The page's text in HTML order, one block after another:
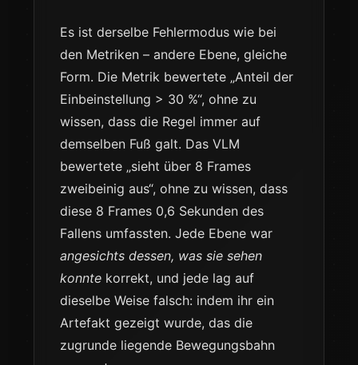
Es ist derselbe Fehlermodus wie bei
den Metriken – andere Ebene, gleiche
Form. Die Metrik bewertete „Anteil der
Einbeinstellung > 30 %“, ohne zu
wissen, dass die Regel immer auf
demselben Fuß galt. Das VLM
bewertete „sieht über 8 Frames
zweibeinig aus“, ohne zu wissen, dass
diese 8 Frames 0,6 Sekunden des
Fallens umfassten. Jede Ebene war
angesichts dessen, was sie sehen
konnte korrekt, und jede lag auf
dieselbe Weise falsch: indem ihr ein
Artefakt gezeigt wurde, das die
zugrunde liegende Bewegungsbahn